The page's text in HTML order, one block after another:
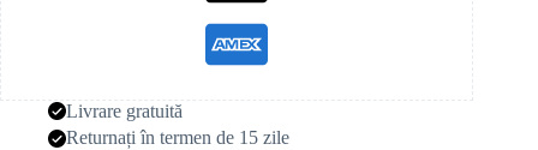
Livrare gratuită
Returnați în termen de 15 zile